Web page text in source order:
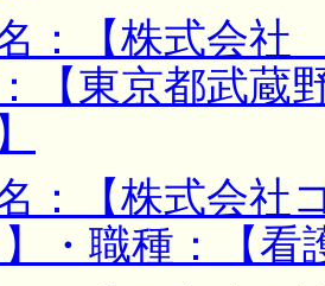
：【株式会
【東京都武蔵
：【株式会社
・職種：【看